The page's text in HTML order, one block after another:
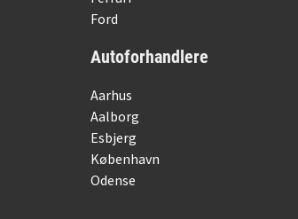
Ford
Autoforhandlere
Aarhus
Aalborg
Esbjerg
København
Odense